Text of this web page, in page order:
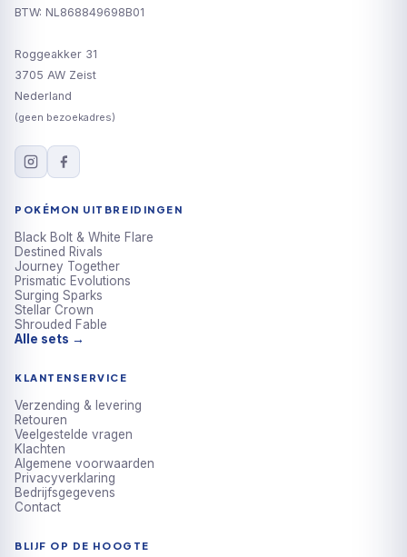
BTW: NL868849698B01
Roggeakker 31
3705 AW Zeist
Nederland
(geen bezoekadres)
POKÉMON UITBREIDINGEN
Black Bolt & White Flare
Destined Rivals
Journey Together
Prismatic Evolutions
Surging Sparks
Stellar Crown
Shrouded Fable
Alle sets →
KLANTENSERVICE
Verzending & levering
Retouren
Veelgestelde vragen
Klachten
Algemene voorwaarden
Privacyverklaring
Bedrijfsgegevens
Contact
BLIJF OP DE HOOGTE